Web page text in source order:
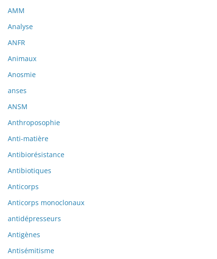
AMM
Analyse
ANFR
Animaux
Anosmie
anses
ANSM
Anthroposophie
Anti-matière
Antibiorésistance
Antibiotiques
Anticorps
Anticorps monoclonaux
antidépresseurs
Antigènes
Antisémitisme